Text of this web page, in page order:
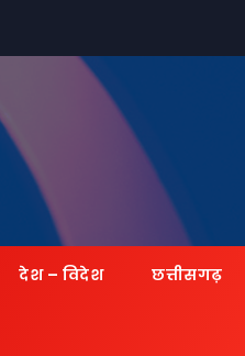
देश – विदेश छत्तीसगढ़